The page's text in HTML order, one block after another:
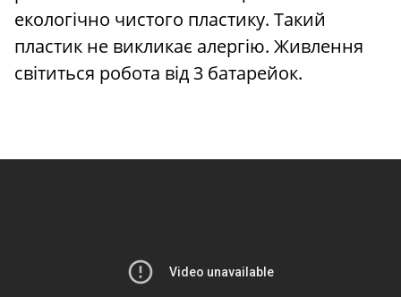
екологічно чистого пластику. Такий
пластик не викликає алергію. Живлення
світиться робота від 3 батарейок.